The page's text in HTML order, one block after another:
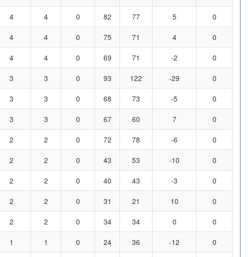
4 4 0 82 77 5 0
4 4 0 75 71 4 0
4 4 0 69 71 -2 0
3 3 0 93 122 -29 0
3 3 0 68 73 -5 0
3 3 0 67 60 7 0
2 2 0 72 78 -6 0
2 2 0 43 53 -10 0
2 2 0 40 43 -3 0
2 2 0 31 21 10 0
2 2 0 34 34 0 0
1 1 0 24 36 -12 0